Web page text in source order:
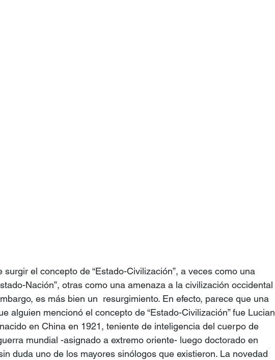
el concepto de “Estado-Civilización”, a veces como una
Nación”, otras como una amenaza a la civilización occidental
es más bien un  resurgimiento. En efecto, parece que una
alguien mencionó el concepto de “Estado-Civilización” fue Lucian
en China en 1921, teniente de inteligencia del cuerpo de
mundial -asignado a extremo oriente- luego doctorado en
duda uno de los mayores sinólogos que existieron. La novedad